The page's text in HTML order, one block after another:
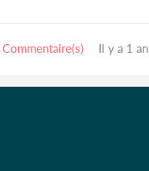
Il y a 1 an